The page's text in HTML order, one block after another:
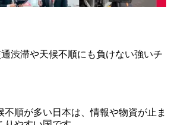
渋滞や天候不順にも負けない強いチ
不順が多い日本は、情報や物資が止ま